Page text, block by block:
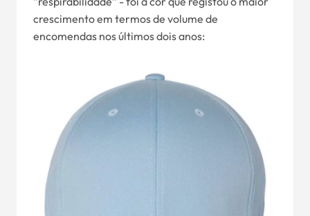
crescimento em termos de volume de
encomendas nos últimos dois anos: